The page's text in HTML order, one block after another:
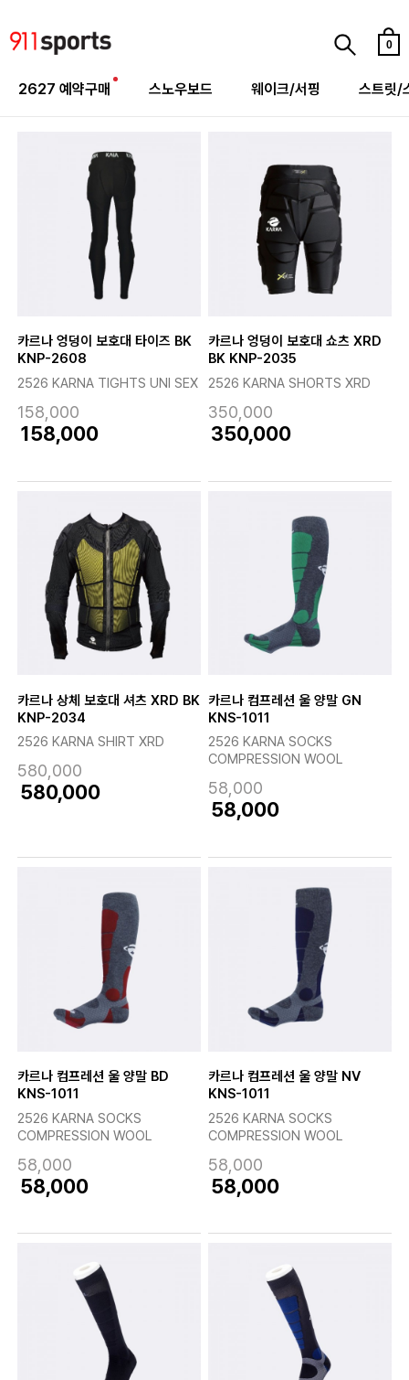
0
2627 예약구매 스노우보드 웨이크/서핑 스트릿/
카르나 엉덩이 보호대 타이즈 BK
KNP-2608
2526 KARNA TIGHTS UNI SEX
158,000
158,000
카르나 엉덩이 보호대 쇼츠 XRD
BK KNP-2035
2526 KARNA SHORTS XRD
350,000
350,000
카르나 상체 보호대 셔츠 XRD BK
KNP-2034
2526 KARNA SHIRT XRD
580,000
580,000
카르나 컴프레션 울 양말 GN
KNS-1011
2526 KARNA SOCKS
COMPRESSION WOOL
58,000
58,000
카르나 컴프레션 울 양말 BD
KNS-1011
2526 KARNA SOCKS
COMPRESSION WOOL
58,000
58,000
카르나 컴프레션 울 양말 NV
KNS-1011
2526 KARNA SOCKS
COMPRESSION WOOL
58,000
58,000